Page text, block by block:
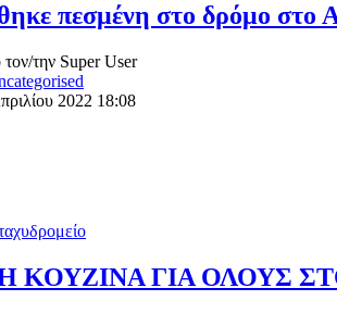
πεσμένη στο δρόμο στο
την Super User
2022 18:08
ΚΟΥΖΙΝΑ ΓΙΑ ΟΛΟΥΣ